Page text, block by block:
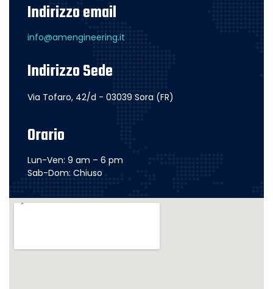
Indirizzo email
info@amengineering.it
Indirizzo Sede
Via Tofaro, 42/d - 03039 Sora (FR)
Orario
Lun-Ven: 9 am – 6 pm
Sab-Dom: Chiuso